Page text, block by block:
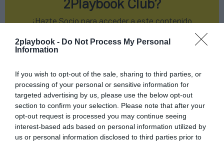
2playbook - Do Not Process My Personal
Information
If you wish to opt-out of the sale, sharing to third parties, or
processing of your personal or sensitive information for
targeted advertising by us, please use the below opt-out
section to confirm your selection. Please note that after your
opt-out request is processed you may continue seeing
interest-based ads based on personal information utilized by
us or personal information disclosed to third parties prior to
2Playbook Club?
¡Hazte Socio para acceder a este contenido
¡Suscríbete!
Compartir
Imprimir